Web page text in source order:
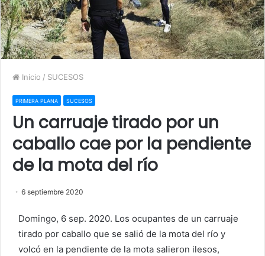
Inicio / SUCESOS
PRIMERA PLANA SUCESOS
Un carruaje tirado por un
caballo cae por la pendiente
de la mota del río
6 septiembre 2020
Domingo, 6 sep. 2020. Los ocupantes de un carruaje
tirado por caballo que se salió de la mota del río y
volcó en la pendiente de la mota salieron ilesos,